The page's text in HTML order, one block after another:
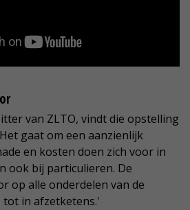
van ZLTO, vindt die opstelling
gaat om een aanzienlijk
en kosten doen zich voor in
ook bij particulieren. De
op alle onderdelen van de
in afzetketens.'